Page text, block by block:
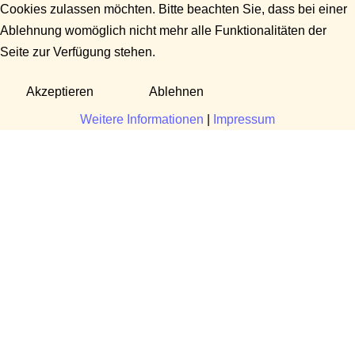
Cookies zulassen möchten. Bitte beachten Sie, dass bei einer
Ablehnung womöglich nicht mehr alle Funktionalitäten der
Seite zur Verfügung stehen.
Akzeptieren Ablehnen
Weitere Informationen Impressum